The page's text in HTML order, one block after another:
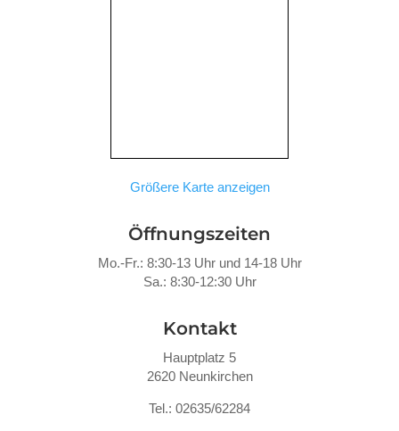
Größere Karte anzeigen
Öffnungszeiten
Mo.-Fr.: 8:30-13 Uhr und 14-18 Uhr
Sa.: 8:30-12:30 Uhr
Kontakt
Hauptplatz 5
2620 Neunkirchen
Tel.: 02635/62284